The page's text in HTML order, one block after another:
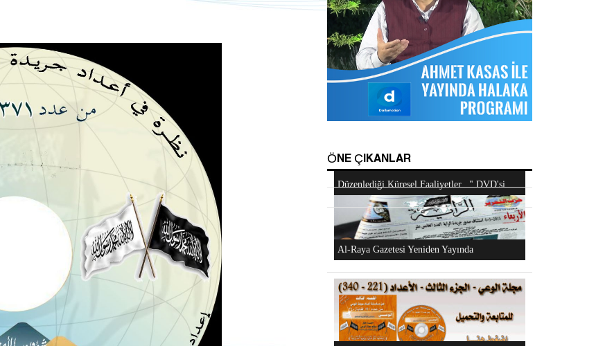
ÖNE ÇIKANLAR
Android Cihazlar İçin Anayasa Tasarısı
Uygulaması
Hizb-ut Tahrir Kimdir?
Sorular ve Cevaplar
Haykırıyor
Hizb-ut Tahrir Emirine Sorulanlar